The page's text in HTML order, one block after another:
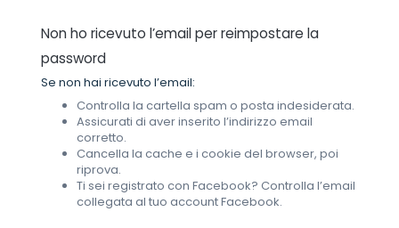
Non ho ricevuto l’email per reimpostare la
password
Se non hai ricevuto l’email:
Controlla la cartella spam o posta indesiderata.
Assicurati di aver inserito l’indirizzo email
corretto.
Cancella la cache e i cookie del browser, poi
riprova.
Ti sei registrato con Facebook? Controlla l’email
collegata al tuo account Facebook.